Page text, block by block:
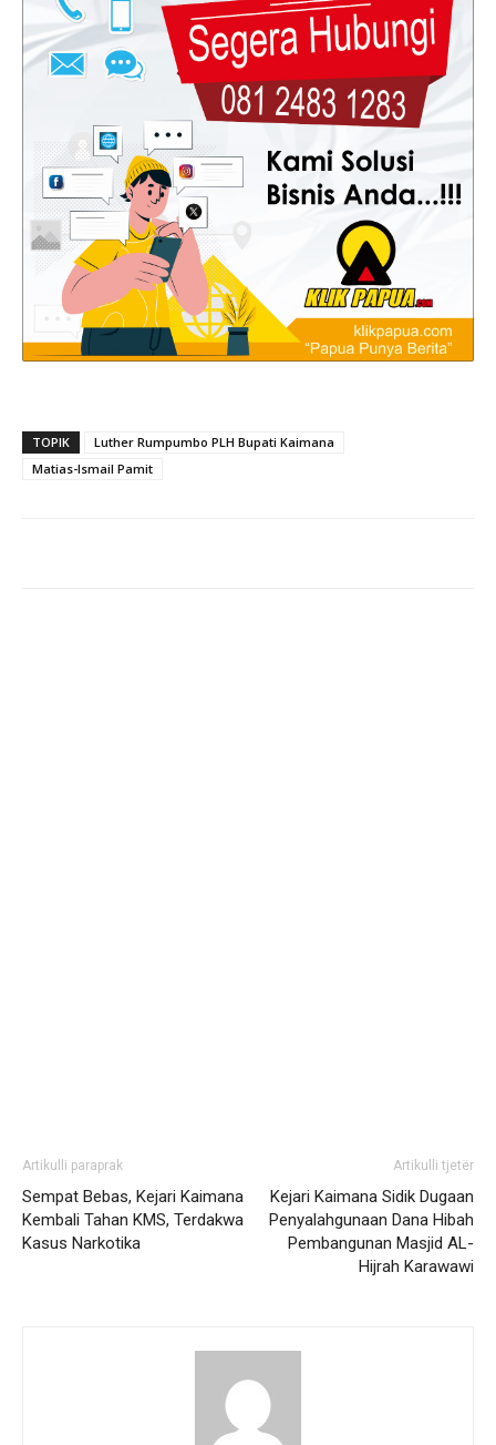
TOPIK
Luther Rumpumbo PLH Bupati Kaimana
Matias-Ismail Pamit
Artikulli paraprak
Sempat Bebas, Kejari Kaimana
Kembali Tahan KMS, Terdakwa
Kasus Narkotika
Artikulli tjetër
Kejari Kaimana Sidik Dugaan
Penyalahgunaan Dana Hibah
Pembangunan Masjid AL-
Hijrah Karawawi